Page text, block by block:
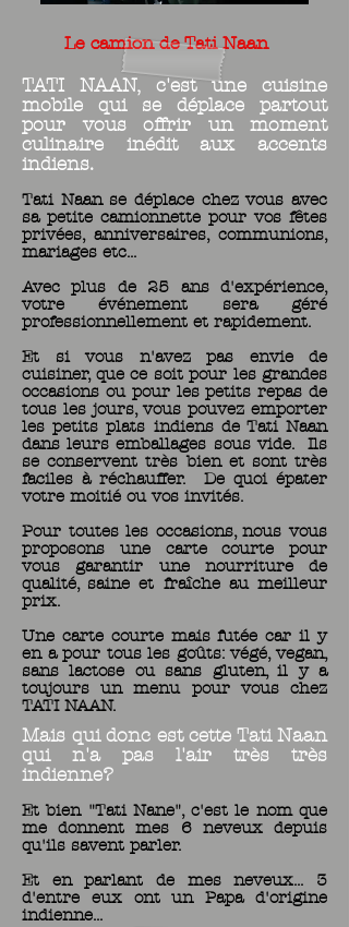
Le camion de Tati Naan
Le camion de Tati Naan
TATI NAAN, c'est une cuisine
mobile qui se déplace partout
pour vous offrir un moment
culinaire inédit aux accents
indiens.
Tati Naan se déplace chez vous avec
sa petite camionnette pour vos fêtes
privées, anniversaires, communions,
mariages etc...
Avec plus de 25 ans d'expérience,
votre événement sera géré
professionnellement et rapidement.
Et si vous n'avez pas envie de
cuisiner, que ce soit pour les grandes
occasions ou pour les petits repas de
tous les jours, vous pouvez emporter
les petits plats indiens de Tati Naan
dans leurs emballages sous vide. Ils
se conservent très bien et sont très
faciles à réchauffer. De quoi épater
votre moitié ou vos invités.
Pour toutes les occasions, nous vous
proposons une carte courte pour
vous garantir une nourriture de
qualité, saine et fraîche au meilleur
prix.
Une carte courte mais futée car il y
en a pour tous les goûts: végé, vegan,
sans lactose ou sans gluten, il y a
toujours un menu pour vous chez
TATI NAAN.
Mais qui donc est cette Tati Naan
qui n'a pas l'air très très
indienne?
Et bien "Tati Nane", c'est le nom que
me donnent mes 6 neveux depuis
qu'ils savent parler.
Et en parlant de mes neveux... 3
d'entre eux ont un Papa d'origine
indienne...